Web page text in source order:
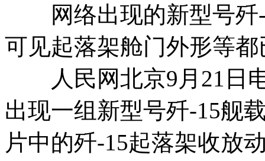
网络出现的新型号歼-
可见起落架舱门外形等
人民网北京9月21日电
出现一组新型号歼-15舰
片中的歼-15起落架收放